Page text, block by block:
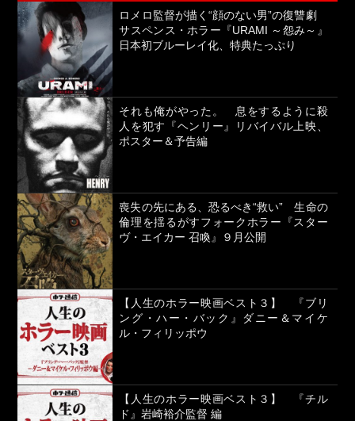
ロメロ監督が描く“顔のない男”の復讐劇
サスペンス・ホラー『URAMI ～怨み～』
日本初ブルーレイ化、特典たっぷり
それも俺がやった。 息をするように殺
人を犯す『ヘンリー』リバイバル上映、
ポスター＆予告編
喪失の先にある、恐るべき“救い” 生命の
倫理を揺るがすフォークホラー『スター
ヴ・エイカー 召喚』９月公開
【人生のホラー映画ベスト３】 『ブリ
ング・ハー・バック』ダニー＆マイケ
ル・フィリッポウ
【人生のホラー映画ベスト３】 『チル
ド』岩崎裕介監督 編